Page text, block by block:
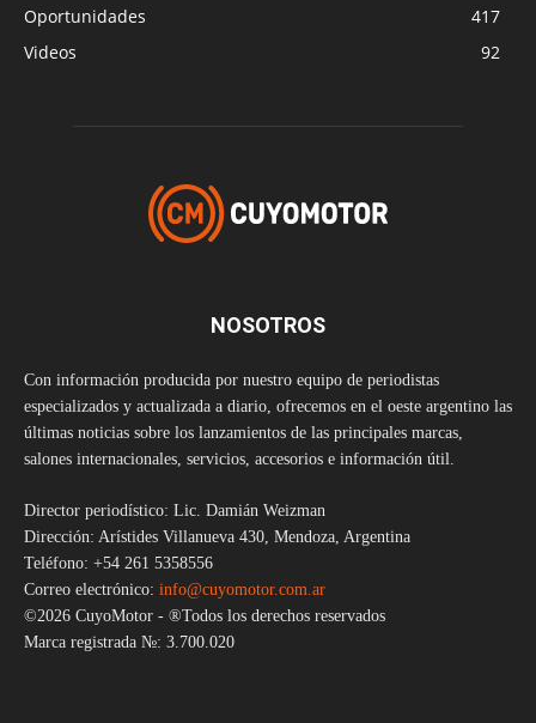
Oportunidades
417
Videos
92
NOSOTROS
Con información producida por nuestro equipo de periodistas
especializados y actualizada a diario, ofrecemos en el oeste argentino las
últimas noticias sobre los lanzamientos de las principales marcas,
salones internacionales, servicios, accesorios e información útil.
Director periodístico: Lic. Damián Weizman
Dirección: Arístides Villanueva 430, Mendoza, Argentina
Teléfono: +54 261 5358556
Correo electrónico: info@cuyomotor.com.ar
©2026 CuyoMotor - ®Todos los derechos reservados
Marca registrada №: 3.700.020